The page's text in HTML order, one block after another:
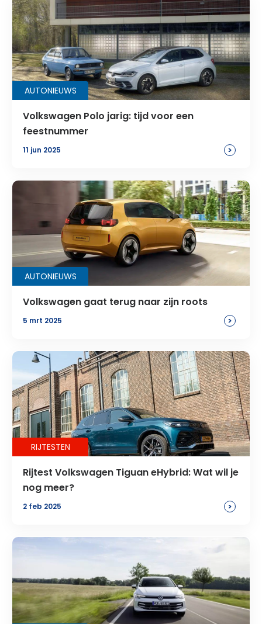
AUTONIEUWS
Volkswagen Polo jarig: tijd voor een
feestnummer
11 jun 2025 >
AUTONIEUWS
Volkswagen gaat terug naar zijn roots
5 mrt 2025 >
RIJTESTEN
Rijtest Volkswagen Tiguan eHybrid: Wat wil je
nog meer?
2 feb 2025 >